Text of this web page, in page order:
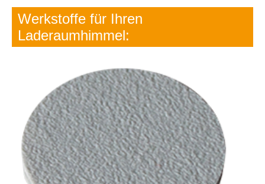
Werkstoffe für Ihren
Laderaumhimmel: